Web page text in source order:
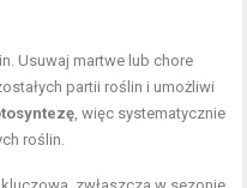
Usuwaj martwe lub chore
partii roślin i umożliwi
, więc systematycznie
roślin.